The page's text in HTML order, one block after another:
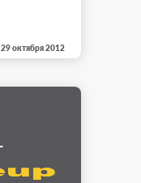
29 октября 2012